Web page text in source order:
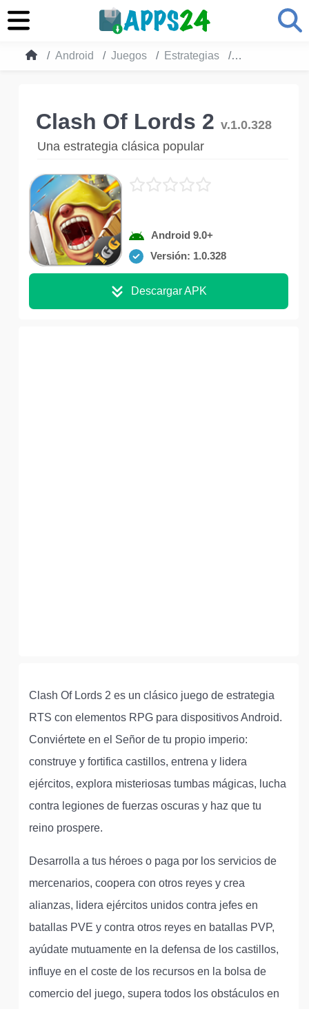
Android Juegos Estrategias Clash Of
Clash Of Lords 2 v.1.0.328
Una estrategia clásica popular
Android 9.0+
Versión: 1.0.328
Descargar APK
Clash Of Lords 2 es un clásico juego de estrategia
RTS con elementos RPG para dispositivos Android.
Conviértete en el Señor de tu propio imperio:
construye y fortifica castillos, entrena y lidera
ejércitos, explora misteriosas tumbas mágicas, lucha
contra legiones de fuerzas oscuras y haz que tu
reino prospere.
Desarrolla a tus héroes o paga por los servicios de
mercenarios, coopera con otros reyes y crea
alianzas, lidera ejércitos unidos contra jefes en
batallas PVE y contra otros reyes en batallas PVP,
ayúdate mutuamente en la defensa de los castillos,
influye en el coste de los recursos en la bolsa de
comercio del juego, supera todos los obstáculos en